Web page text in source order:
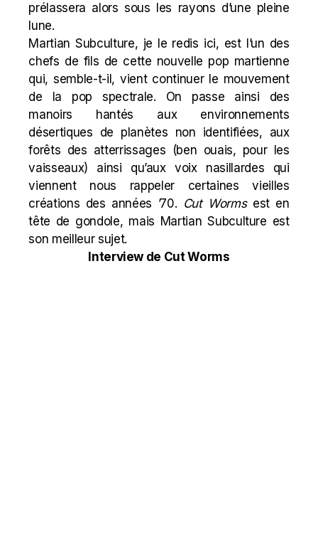
prélassera alors sous les rayons d’une pleine
lune.
Martian Subculture, je le redis ici, est l’un des
chefs de fils de cette nouvelle pop martienne
qui, semble-t-il, vient continuer le mouvement
de la pop spectrale. On passe ainsi des
manoirs hantés aux environnements
désertiques de planètes non identifiées, aux
forêts des atterrissages (ben ouais, pour les
vaisseaux) ainsi qu’aux voix nasillardes qui
viennent nous rappeler certaines vieilles
créations des années ’70. Cut Wormsest en
tête de gondole, mais Martian Subculture est
son meilleur sujet.
Interview de Cut Worms